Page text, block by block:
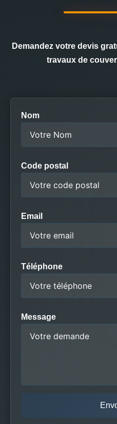
Demandez votre devis
travaux de
Nom
Code postal
Email
Téléphone
Message